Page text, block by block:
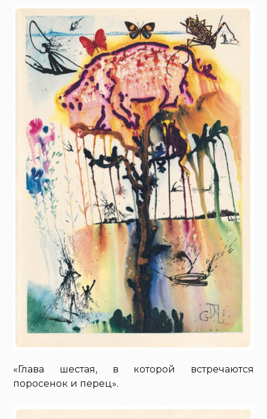
«Глава шестая, в которой встречаются
поросенок и перец».